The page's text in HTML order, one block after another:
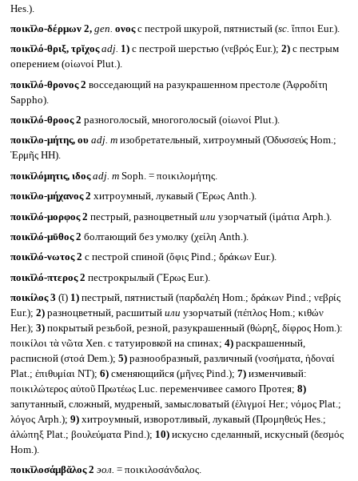
Hes.).
ποικῐλο-δέρμων 2, gen. ονοςс пестрой шкурой, пятнистый (sc. ἵπποι Eur.).
ποικῐλό-θριξ, τρῐχος adj. 1)с пестрой шерстью (νεβρός Eur.); 2)с пестрым
оперением (οἰωνοί Plut.).
ποικῐλό-θρονος 2 восседающий на разукрашенном престоле (Ἀφροδίτη
Sappho).
ποικῐλό-θροος 2 разноголосый, многоголосый (οἰωνοί Plut.).
ποικῐλο-μήτης, ου adj. mизобретательный, хитроумный (Ὀδυσσεύς Hom.;
Ἑρμῆς HH).
ποικῐλόμητις, ιδοςadj. mSoph. = ποικιλομήτης.
ποικῐλο-μήχανος 2 хитроумный, лукавый (Ἔρως Anth.).
ποικῐλό-μορφος 2 пестрый, разноцветный или узорчатый (ἱμάτια Arph.).
ποικῐλό-μῡθος 2 болтающий без умолку (χείλη Anth.).
ποικῐλό-νωτος 2 с пестрой спиной (ὄφις Pind.; δράκων Eur.).
ποικῐλό-πτερος 2 пестрокрылый (Ἔρως Eur.).
ποικίλος 3 (ῐ) 1)пестрый, пятнистый (παρδαλέη Hom.; δράκων Pind.; νεβρίς
Eur.); 2)разноцветный, расшитый или узорчатый (πέπλος Hom.; κιθών
Her.); 3)покрытый резьбой, резной, разукрашенный (θώρηξ, δίφρος Hom.):
ποικίλοι τὰ νῶτα Xen. с татуировкой на спинах; 4)раскрашенный,
расписной (στοά Dem.); 5)разнообразный, различный (νοσήματα, ἡδοναί
Plat.; ἐπιθυμίαι NT); 6)сменяющийся (μῆνες Pind.); 7)изменчивый:
ποικιλώτερος αὐτοῦ Πρωτέως Luc. переменчивее самого Протея; 8)
запутанный, сложный, мудреный, замысловатый (ἑλιγμοί Her.; νόμος Plat.;
λόγος Arph.); 9)хитроумный, изворотливый, лукавый (Προμηθεύς Hes.;
ἀλώπηξ Plat.; βουλεύματα Pind.); 10)искусно сделанный, искусный (δεσμός
Hom.).
ποικῐλοσάμβᾰλος 2 эол. = ποικιλοσάνδαλος.